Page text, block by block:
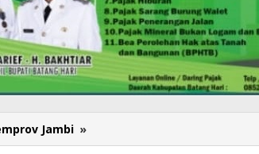
Jambi »
Upacara